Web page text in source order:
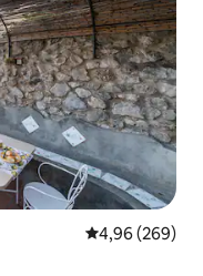
Évaluation
4,96 (269)